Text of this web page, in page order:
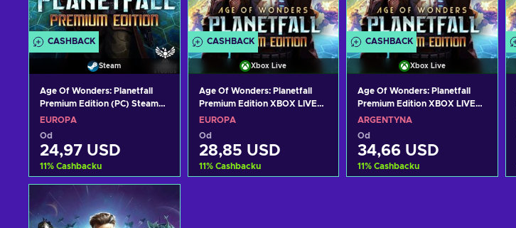
CASHBACK
Steam
Age Of Wonders: Planetfall
Premium Edition (PC) Steam
Key EUROPE
EUROPA
Od
24,97 USD
11% Cashbacku
Dodaj do koszyka
Zobacz oferty
CASHBACK
Xbox Live
Age Of Wonders: Planetfall
Premium Edition XBOX LIVE
Key EUROPE
EUROPA
Od
28,85 USD
11% Cashbacku
CASHBACK
Xbox Live
Age Of Wonders: Planetfall
Premium Edition XBOX LIVE
Key ARGENTINA
ARGENTYNA
Od
34,66 USD
11% Cashbacku